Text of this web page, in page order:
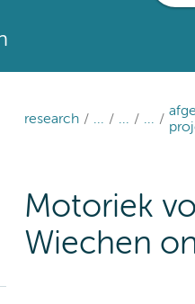
research ... ... ...
Motoriek
Wiechen